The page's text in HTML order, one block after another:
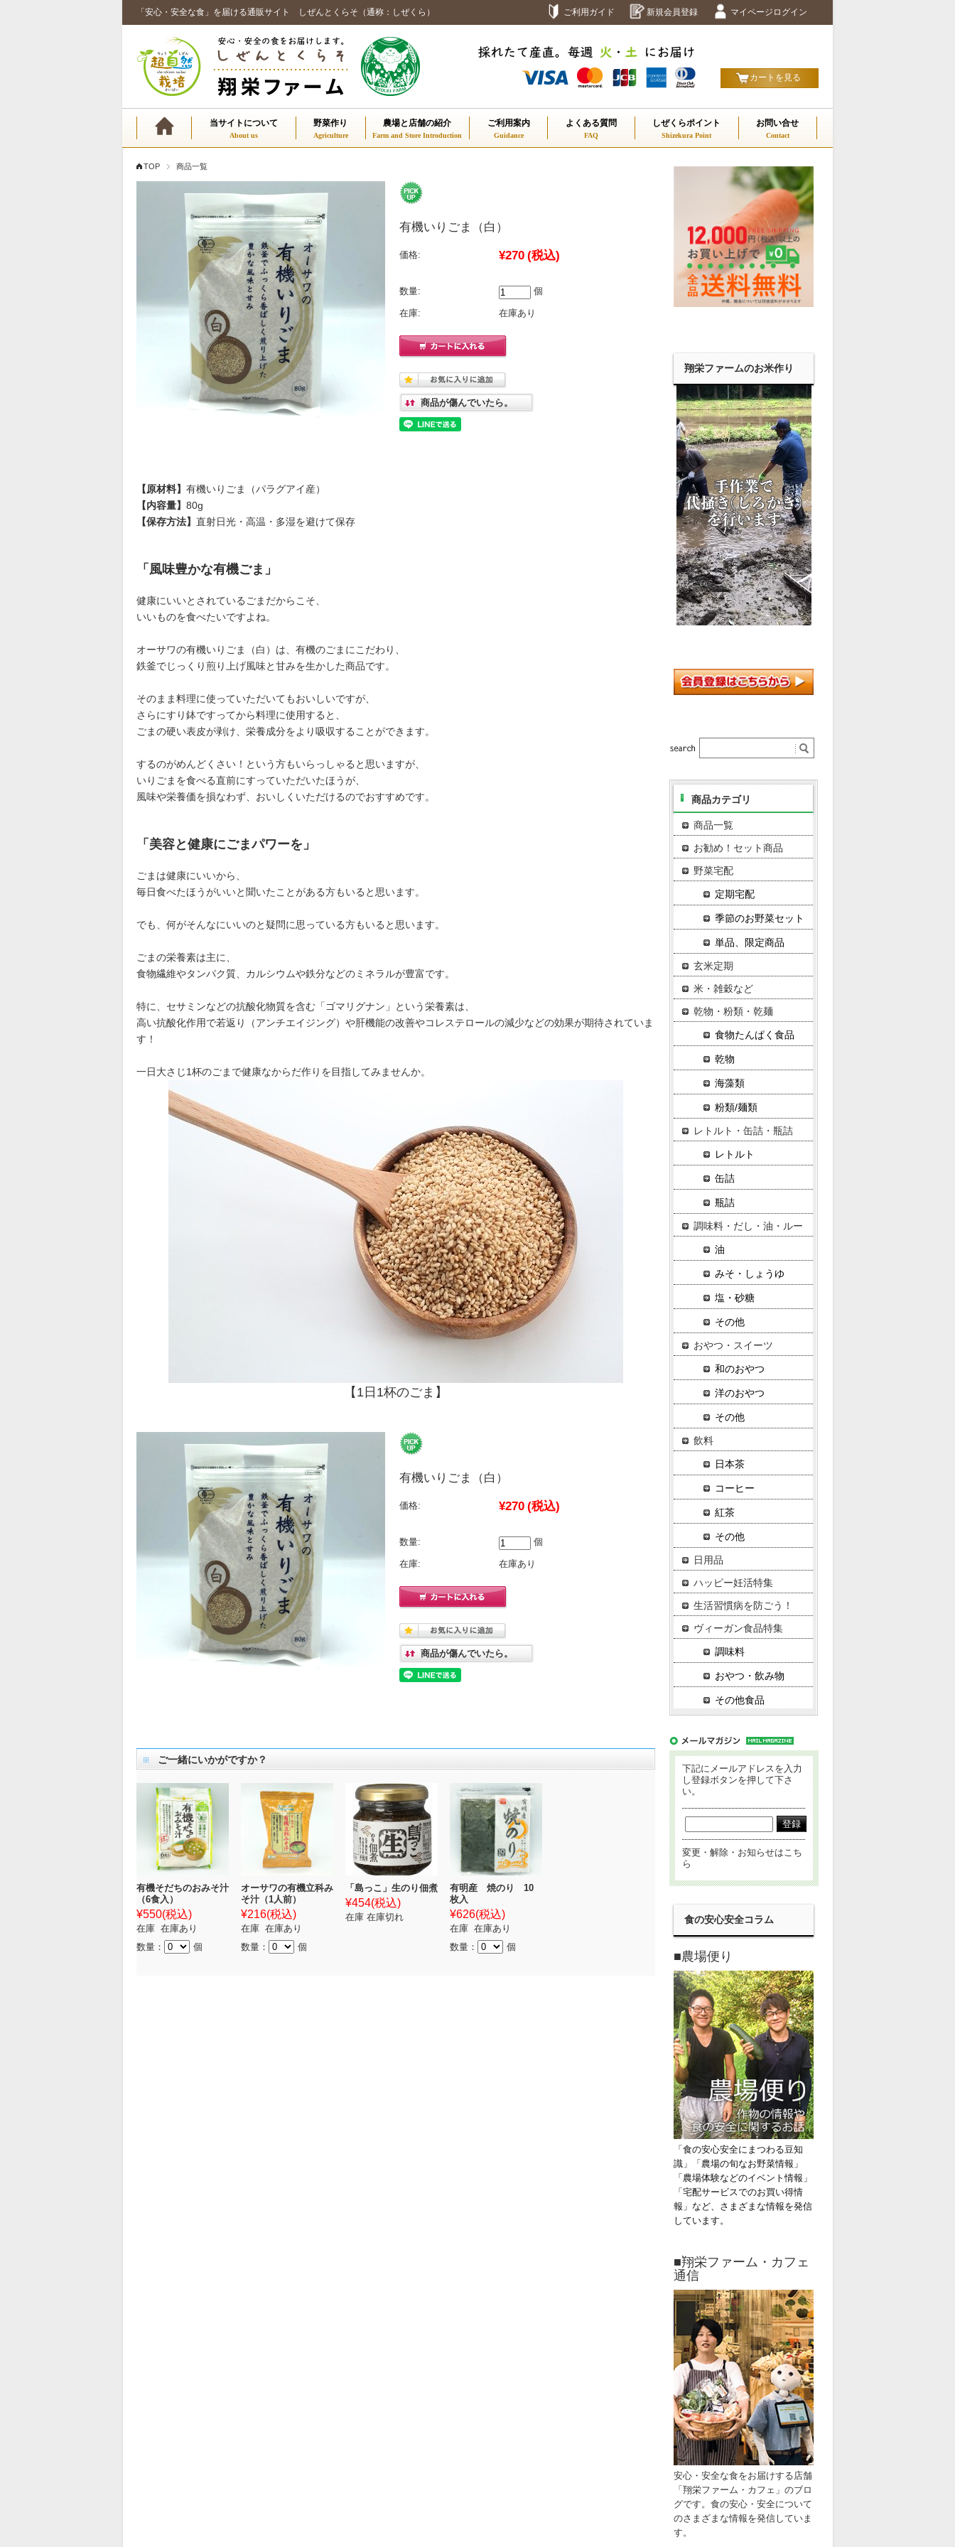
「安心・安全な食」を届ける通販サイト しぜんとくらそ（通称：しぜくら） ご利用ガイド 新規会員登録 マイページログイン
カートを見る
当サイトについて 野菜作り 農場と店舗の紹介 ご利用案内 よくある質問 しぜくらポイント お問い合せ
TOP 商品一覧
有機いりごま（白）
価格: ¥270 (税込)
数量: 個
在庫: 在庫あり
商品が傷んでいたら。
【原材料】 有機いりごま（パラグアイ産）
【内容量】 80g
【保存方法】 直射日光・高温・多湿を避けて保存
「風味豊かな有機ごま」
健康にいいとされているごまだからこそ、
いいものを食べたいですよね。
オーサワの有機いりごま（白）は、有機のごまにこだわり、
鉄釜でじっくり煎り上げ風味と甘みを生かした商品です。
そのまま料理に使っていただいてもおいしいですが、
さらにすり鉢ですってから料理に使用すると、
ごまの硬い表皮が剥け、栄養成分をより吸収することができます。
するのがめんどくさい！という方もいらっしゃると思いますが、
いりごまを食べる直前にすっていただいたほうが、
風味や栄養価を損なわず、おいしくいただけるのでおすすめです。
「美容と健康にごまパワーを」
ごまは健康にいいから、
毎日食べたほうがいいと聞いたことがある方もいると思います。
でも、何がそんなにいいのと疑問に思っている方もいると思います。
ごまの栄養素は主に、
食物繊維やタンパク質、カルシウムや鉄分などのミネラルが豊富です。
特に、セサミンなどの抗酸化物質を含む「ゴマリグナン」という栄養素は、
高い抗酸化作用で若返り（アンチエイジング）や肝機能の改善やコレステロールの減少などの効果が期待されていま
す！
一日大さじ1杯のごまで健康なからだ作りを目指してみませんか。
【1日1杯のごま】
有機いりごま（白）
価格: ¥270 (税込)
数量: 個
在庫: 在庫あり
商品が傷んでいたら。
ご一緒にいかがですか？
有機そだちのおみそ汁
（6食入）
¥550(税込)
在庫 在庫あり
数量：
個
オーサワの有機立科み
そ汁（1人前）
¥216(税込)
在庫 在庫あり
数量：
個
「島っこ」生のり佃煮
¥454(税込)
在庫 在庫切れ
有明産 焼のり 10
枚入
¥626(税込)
在庫 在庫あり
数量：
個
翔栄ファームのお米作り
商品カテゴリ
商品一覧
お勧め！セット商品
野菜宅配
定期宅配
季節のお野菜セット
単品、限定商品
玄米定期
米・雑穀など
乾物・粉類・乾麺
食物たんぱく食品
乾物
海藻類
粉類/麺類
レトルト・缶詰・瓶詰
レトルト
缶詰
瓶詰
調味料・だし・油・ルー
油
みそ・しょうゆ
塩・砂糖
その他
おやつ・スイーツ
和のおやつ
洋のおやつ
その他
飲料
日本茶
コーヒー
紅茶
その他
日用品
ハッピー妊活特集
生活習慣病を防ごう！
ヴィーガン食品特集
調味料
おやつ・飲み物
その他食品
下記にメールアドレスを入力
し登録ボタンを押して下さ
い。
変更・解除・お知らせはこち
ら
食の安心安全コラム
■農場便り
「食の安心安全にまつわる豆知
識」「農場の旬なお野菜情報」
「農場体験などのイベント情報」
「宅配サービスでのお買い得情
報」など、さまざまな情報を発信
しています。
■翔栄ファーム・カフェ
通信
安心・安全な食をお届けする店舗
「翔栄ファーム・カフェ」 のブロ
グです。 食の安心・安全について
のさまざまな情報を発信していま
す。